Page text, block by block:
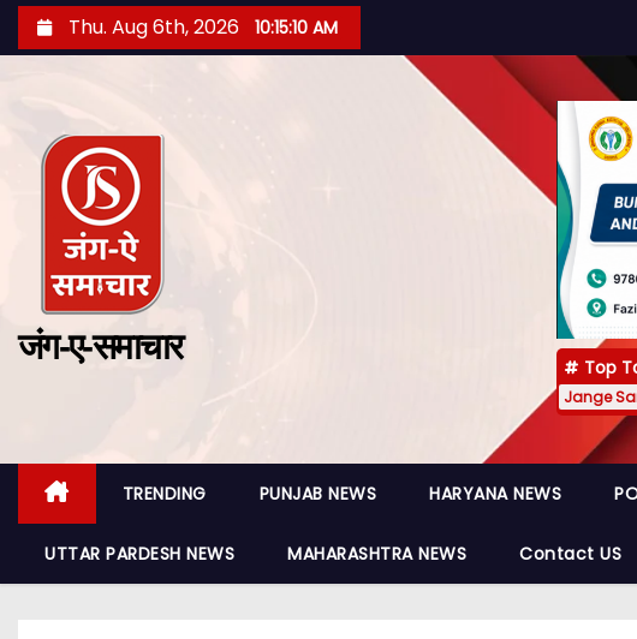
Thu. Aug 6th, 2026 10:15:11 AM
जंग-ए-समाचार
Top
Jange
TRENDING PUNJAB NEWS HARYANA NEWS
UTTAR PARDESH NEWS MAHARASHTRA NEWS Contact US